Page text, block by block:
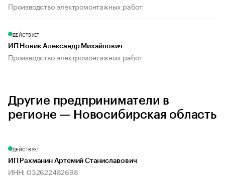
Производство электромонтажных работ
ДЕЙСТВУЕТ
ИП Новик Александр Михайлович
Производство электромонтажных работ
Другие предприниматели в
регионе — Новосибирская область
ДЕЙСТВУЕТ
ИП Рахманин Артемий Станиславович
ИНН: 032622482698